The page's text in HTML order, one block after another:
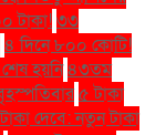
টাকা!৩৩
৪ দিনে ৮০০ কোটি!
হয়নি৪৩তম
৫ টাকা
দেবে: নতুন টাকা